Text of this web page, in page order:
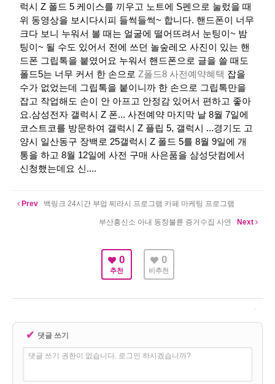
럭시 Z 폴드 5 케이스를 끼우고 노트에 S펜으로 눌렀을 때
위 동영상을 보시다시피 들썩들썩~ 합니다.​​​​​ 핸드폰이 너무
크다 보니 누워서 볼 때는 얼굴에 떨어뜨려서 눈팅이~ 밤
팅이~ 될 수도 있어서 전에 쓰던 놀숲레오 사진이 있는 핸
드폰 그립톡을 붙였어요 누워서 핸드폰으로 글을 쓸 때도
폴드5는 너무 커서 한 손으로 Z폴드8 사전예약혜택 잡을
수가 없었는데 그립톡을 붙이니까 한 손으로 그립톡만을
잡고 작업해도 손이 안 아프고 안정감 있어서 편하고 좋아
요.​​​삼성전자 갤럭시 Z 폰... 사전예약 마지막 날 8월 7일에
코스트코를 방문하여 갤럭시 Z 플립 5, 갤럭시 ...경기도 고
양시 일산동구 장백로 25갤럭시 Z 폴드 5를 8월 9일에 개
통을 하고 8월 12일에 사전 구매 사은품을 삼성닷컴에서
신청했는데요 신...​​​​​​​.
Prev 백링크 24시간 부업 찌라시 프로그램 카페 마케팅 프로그램
부산흥신소 아내 동창불륜 증거수집 사연 Next
0
추천
0
비추천
✔ 댓글 쓰기
댓글 쓰기 권한이 없습니다. 로그인 하시겠습니까?